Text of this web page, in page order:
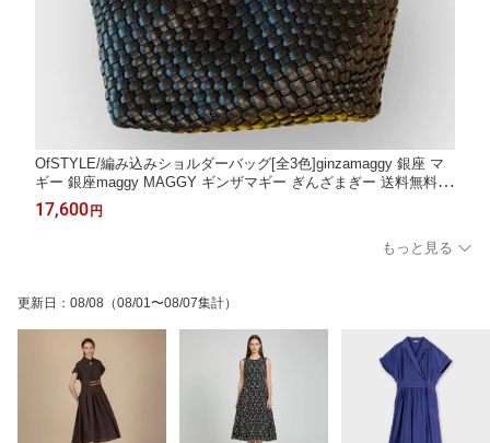
OfSTYLE/編み込みショルダーバッグ[全3色]ginzamaggy 銀座 マ
ギー 銀座maggy MAGGY ギンザマギー ぎんざまぎー 送料無料
トレンド レディース ファッション 20代 30代 40代 プレゼント ギ
フト ラッピング無料
17,600 円
もっと見る
更新日 ： 08/08 （08/01〜08/07集計）